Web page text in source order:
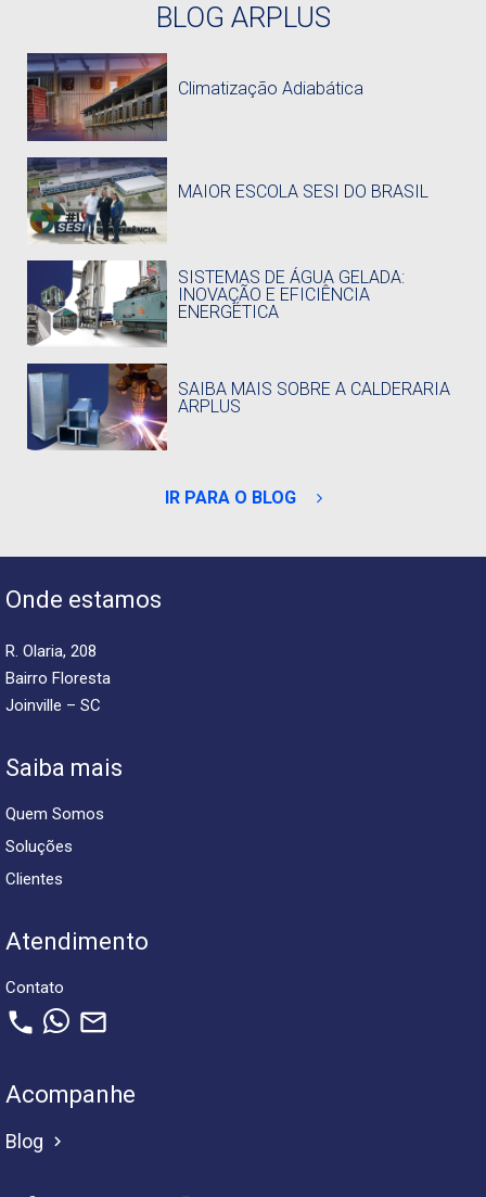
BLOG ARPLUS
Climatização Adiabática
MAIOR ESCOLA SESI DO BRASIL
SISTEMAS DE ÁGUA GELADA:
INOVAÇÃO E EFICIÊNCIA
ENERGÉTICA
SAIBA MAIS SOBRE A CALDERARIA
ARPLUS
IR PARA O BLOG
Onde estamos
R. Olaria, 208
Bairro Floresta
Joinville – SC
Saiba mais
Quem Somos
Soluções
Clientes
Atendimento
Contato
phone mail_outline
Acompanhe
Blog keyboard_arrow_right